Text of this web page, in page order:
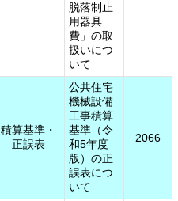
脱落制止
用器具
費」の取
扱いにつ
いて
積算基準・
正誤表
公共住宅
機械設備
工事積算
基準（令
和5年度
版）の正
誤表につ
いて
2066